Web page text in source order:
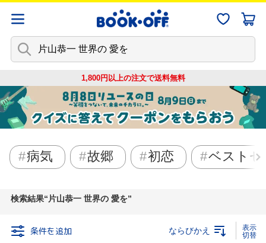
1,800円以上の注文で送料無料
病気 故郷 初恋 ベストセ
検索結果 片山恭一 世界の 愛を
条件を追加 ならびかえ